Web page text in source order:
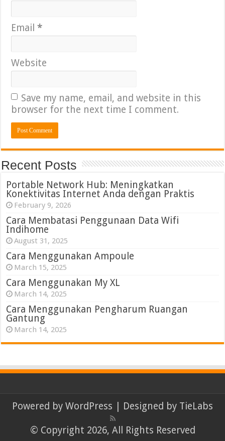
Email*
Website
Save my name, email, and website in this
browser for the next time I comment.
Recent Posts
Portable Network Hub: Meningkatkan
Konektivitas Internet Anda dengan Praktis
February 9, 2026
Cara Membatasi Penggunaan Data Wifi
Indihome
August 31, 2025
Cara Menggunakan Ampoule
March 15, 2025
Cara Menggunakan My XL
March 14, 2025
Cara Menggunakan Pengharum Ruangan
Gantung
March 14, 2025
Powered by WordPress | Designed by TieLabs
© Copyright 2026, All Rights Reserved